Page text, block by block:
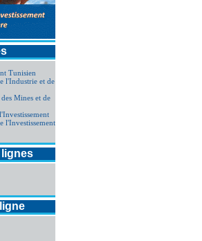
Tunisien
l'Industrie et de
Mines et de
l'Investissement